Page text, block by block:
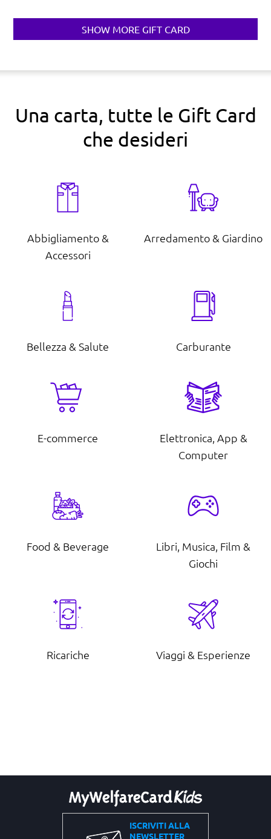
SHOW MORE GIFT CARD
Una carta, tutte le Gift Card
che desideri
Abbigliamento &
Accessori
Arredamento & Giardino
Bellezza & Salute Carburante
E-commerce
Elettronica, App &
Computer
Food & Beverage
Libri, Musica, Film &
Giochi
Ricariche Viaggi & Esperienze
ISCRIVITI ALLA
NEWSLETTER